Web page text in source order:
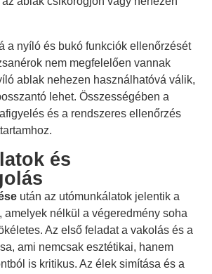
a nyíló és bukó funkciók ellenőrzését
nem megfelelően vannak
ablak nehezen használhatóvá válik,
lehet. Összességében a
és a rendszeres ellenőrzés
és
után az utómunkálatok jelentik a
amelyek nélkül a végeredmény soha
Az első feladat a vakolás és a
ami nemcsak esztétikai, hanem
is kritikus. Az élek simítása és a